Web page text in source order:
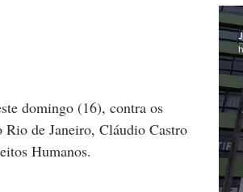
domingo (16), contra os
Rio de Janeiro, Cláudio Castro
Humanos.